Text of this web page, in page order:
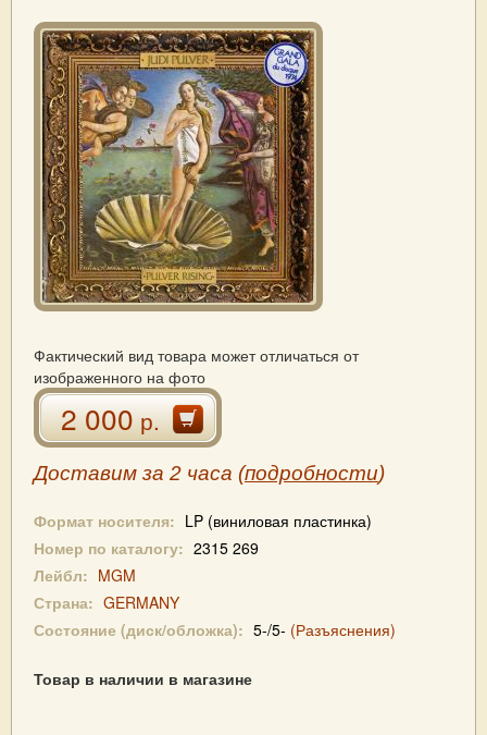
Фактический вид товара может отличаться от
изображенного на фото
2 000р.
Доставим за 2 часа (подробности)
Формат носителя: LP (виниловая пластинка)
Номер по каталогу: 2315 269
Лейбл: MGM
Страна: GERMANY
Состояние (диск/обложка): 5-/5- (Разъяснения)
Товар в наличии в магазине